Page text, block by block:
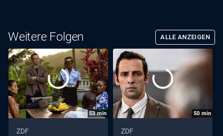
Weitere Folgen ALLE ANZEIGEN
53min
ZDF
50 min
ZDF